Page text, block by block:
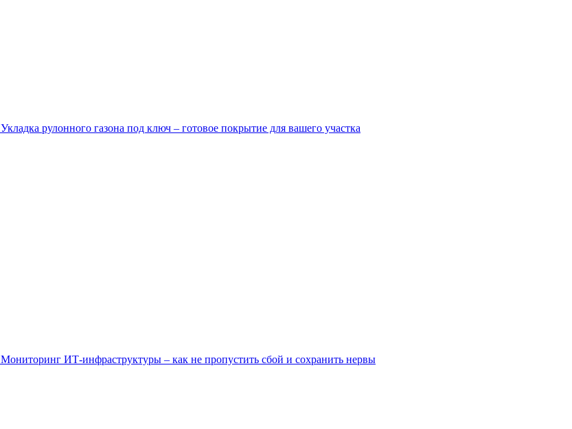
Укладка рулонного газона под ключ – готовое покрытие для вашего участка
Мониторинг ИТ-инфраструктуры – как не пропустить сбой и сохранить нервы